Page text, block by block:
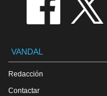
VANDAL
Redacción
Contactar